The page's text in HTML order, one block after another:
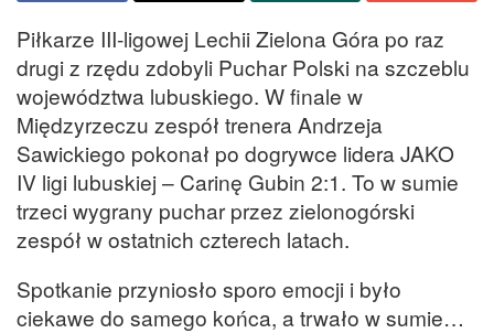
Piłkarze III-ligowej Lechii Zielona Góra po raz
drugi z rzędu zdobyli Puchar Polski na szczeblu
województwa lubuskiego. W finale w
Międzyrzeczu zespół trenera Andrzeja
Sawickiego pokonał po dogrywce lidera JAKO
IV ligi lubuskiej – Carinę Gubin 2:1. To w sumie
trzeci wygrany puchar przez zielonogórski
zespół w ostatnich czterech latach.
Spotkanie przyniosło sporo emocji i było
ciekawe do samego końca, a trwało w sumie…